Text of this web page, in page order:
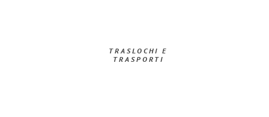
TRASLOCHI E
TRASPORTI​